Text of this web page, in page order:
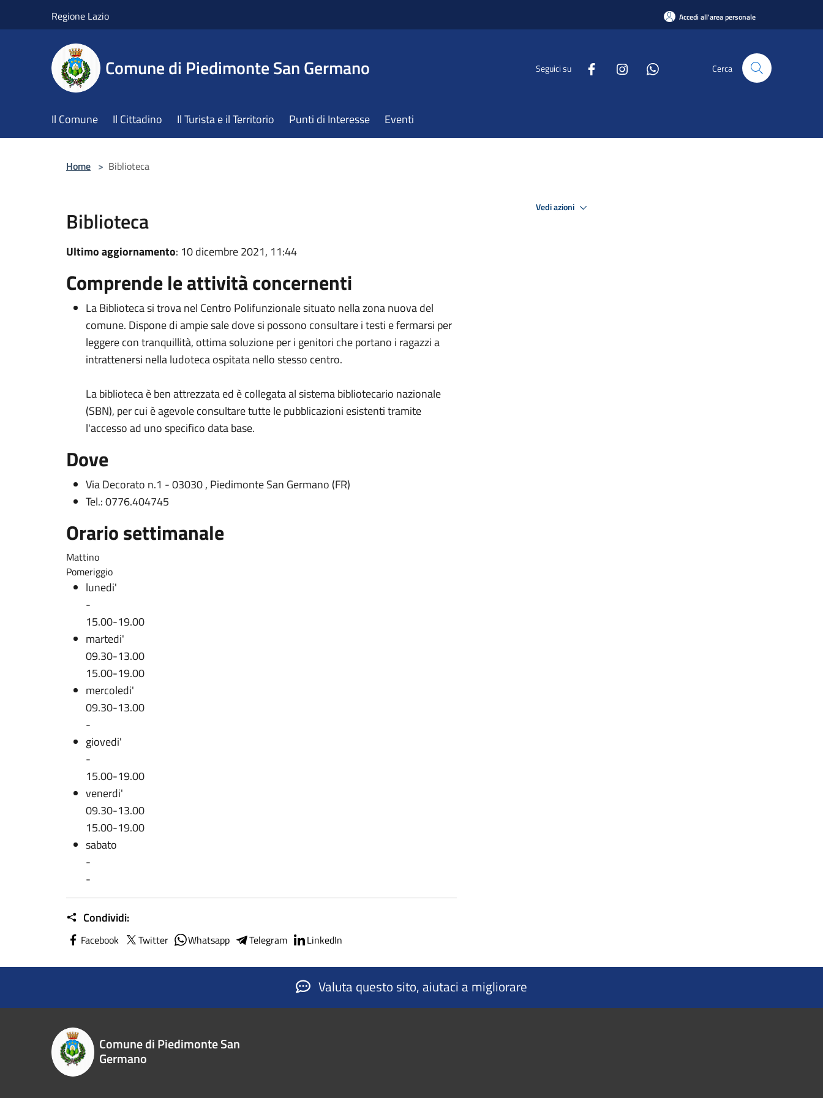
Regione Lazio Accedi all'area personale
Comune di Piedimonte San Germano Seguici su Cerca
Il Comune Il Cittadino Il Turista e il Territorio Punti di Interesse Eventi
Home > Biblioteca
Biblioteca
Ultimo aggiornamento: 10 dicembre 2021, 11:44
Comprende le attività concernenti
La Biblioteca si trova nel Centro Polifunzionale situato nella zona nuova del
comune. Dispone di ampie sale dove si possono consultare i testi e fermarsi per
leggere con tranquillità, ottima soluzione per i genitori che portano i ragazzi a
intrattenersi nella ludoteca ospitata nello stesso centro.
La biblioteca è ben attrezzata ed è collegata al sistema bibliotecario nazionale
(SBN), per cui è agevole consultare tutte le pubblicazioni esistenti tramite
l'accesso ad uno specifico data base.
Dove
Via Decorato n.1 - 03030 , Piedimonte San Germano (FR)
Tel.: 0776.404745
Orario settimanale
Mattino
Pomeriggio
lunedi'
-
15.00-19.00
martedi'
09.30-13.00
15.00-19.00
mercoledi'
09.30-13.00
-
giovedi'
-
15.00-19.00
venerdi'
09.30-13.00
15.00-19.00
sabato
-
-
Condividi:
Facebook Twitter Whatsapp Telegram LinkedIn
Vedi azioni
Valuta questo sito, aiutaci a migliorare
Comune di Piedimonte San
Germano